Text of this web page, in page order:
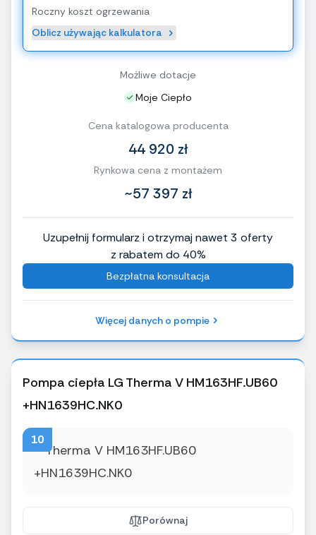
Roczny koszt ogrzewania
Oblicz używając kalkulatora
Możliwe dotacje
Moje Ciepło
Cena katalogowa producenta
44 920 zł
Rynkowa cena z montażem
~57 397 zł
Uzupełnij formularz i otrzymaj nawet 3 oferty
z rabatem do 40%
Bezpłatna konsultacja
Więcej danych o pompie
Pompa ciepła LG Therma V HM163HF.UB60
+HN1639HC.NK0
10
Porównaj